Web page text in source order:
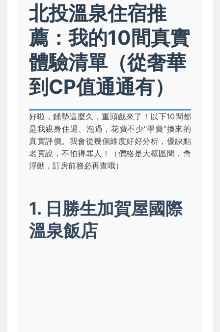
北投溫泉住宿推
薦：我的10間真實
體驗清單（從奢華
到CP值通通有）
好啦，鋪墊這麼久，重頭戲來了！以下10間都
是我親身住過、泡過，花費不少“學費”換來的
真實評價。我會從幾個維度好好分析，優缺點
老實說，不怕得罪人！（價格是大概區間，會
浮動，訂房前務必再查哦）
1. 日勝生加賀屋國際
溫泉飯店